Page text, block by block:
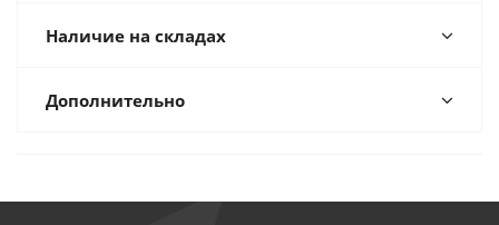
Наличие на складах
Дополнительно